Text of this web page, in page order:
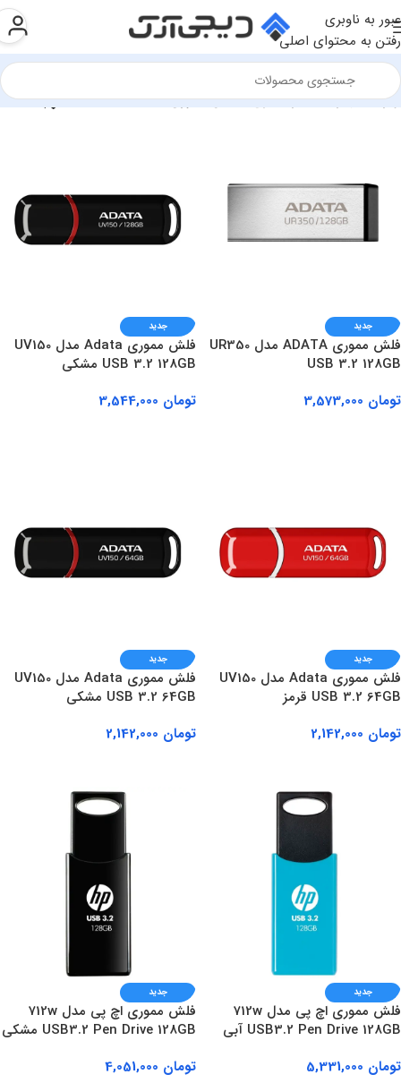
عبور به ناوبری
رفتن به محتوای اصلی
»تجهیزات ذخیره سازی»فلش مموری Show sidebar
جدید
فلش مموری ADATA مدل UR350
USB 3.2 128GB
تومان
جدید
فلش مموری Adata مدل UV150
USB 3.2 128GB مشکی
تومان
جدید
فلش مموری Adata مدل UV150
USB 3.2 64GB قرمز
تومان
جدید
فلش مموری Adata مدل UV150
USB 3.2 64GB مشکی
تومان
جدید
فلش مموری اچ پی مدل 712w
USB3.2 Pen Drive 128GB آبی
تومان
جدید
فلش مموری اچ پی مدل 712w
USB3.2 Pen Drive 128GB مشکی
تومان